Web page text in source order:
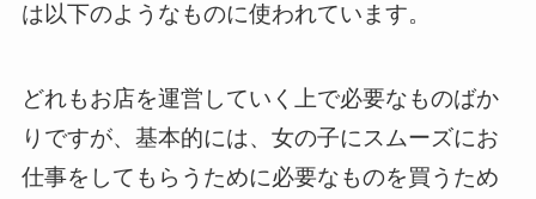
は以下のようなものに使われています。
どれもお店を運営していく上で必要なものばか
りですが、基本的には、女の子にスムーズにお
仕事をしてもらうために必要なものを買うため